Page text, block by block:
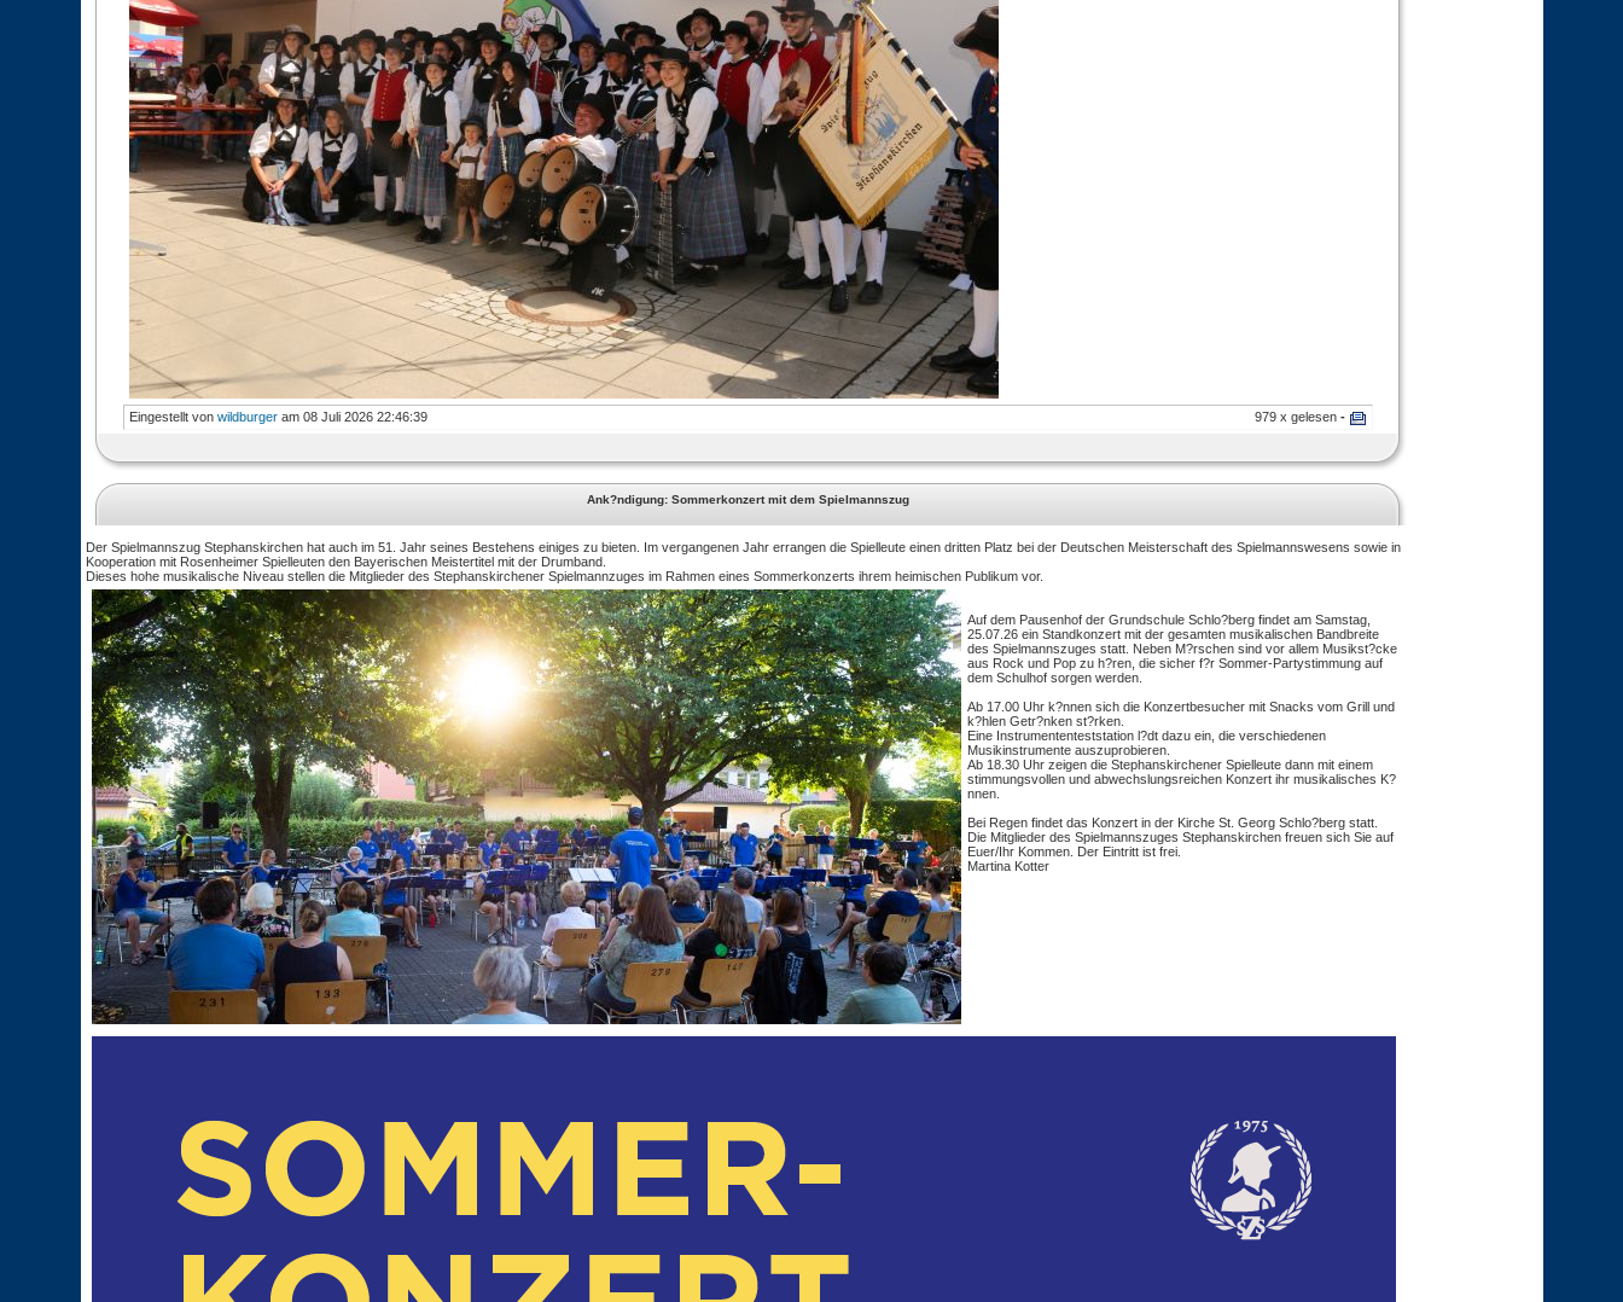
Eingestellt von wildburgeram 08 Juli 2026 22:46:39 979 x gelesen -
Ank?ndigung: Sommerkonzert mit dem Spielmannszug
Der Spielmannszug Stephanskirchen hat auch im 51. Jahr seines Bestehens einiges zu bieten. Im vergangenen Jahr errangen die Spielleute einen dritten Platz bei der Deutschen Meisterschaft des Spielmannswesens sowie in
Kooperation mit Rosenheimer Spielleuten den Bayerischen Meistertitel mit der Drumband.
Dieses hohe musikalische Niveau stellen die Mitglieder des Stephanskirchener Spielmannzuges im Rahmen eines Sommerkonzerts ihrem heimischen Publikum vor.
Auf dem Pausenhof der Grundschule Schlo?berg findet am Samstag,
25.07.26 ein Standkonzert mit der gesamten musikalischen Bandbreite
des Spielmannszuges statt. Neben M?rschen sind vor allem Musikst?cke
aus Rock und Pop zu h?ren, die sicher f?r Sommer-Partystimmung auf
dem Schulhof sorgen werden.
Ab 17.00 Uhr k?nnen sich die Konzertbesucher mit Snacks vom Grill und
k?hlen Getr?nken st?rken.
Eine Instrumententeststation l?dt dazu ein, die verschiedenen
Musikinstrumente auszuprobieren.
Ab 18.30 Uhr zeigen die Stephanskirchener Spielleute dann mit einem
stimmungsvollen und abwechslungsreichen Konzert ihr musikalisches K?
nnen.
Bei Regen findet das Konzert in der Kirche St. Georg Schlo?berg statt.
Die Mitglieder des Spielmannszuges Stephanskirchen freuen sich Sie auf
Euer/Ihr Kommen. Der Eintritt ist frei.
Martina Kotter